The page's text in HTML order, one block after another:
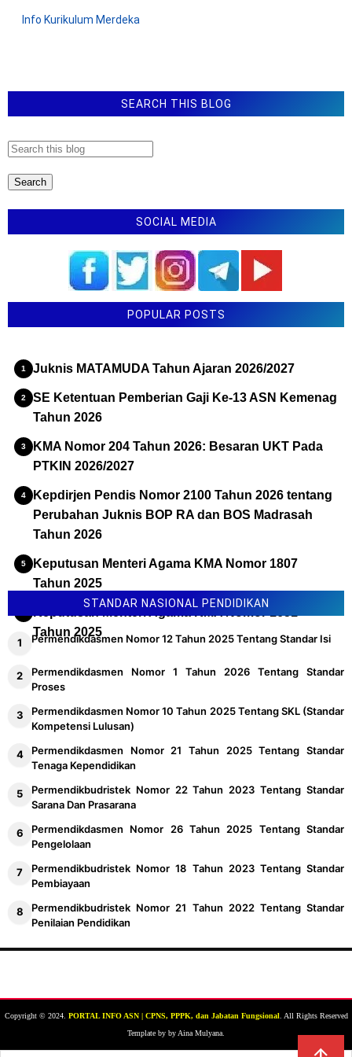
Juknis Jabatan Fungsional Di Bidang IPTEK, Riset, Dan
Info Kurikulum Merdeka
SEARCH THIS BLOG
SOCIAL MEDIA
POPULAR POSTS
Juknis MATAMUDA Tahun Ajaran 2026/2027
SE Ketentuan Pemberian Gaji Ke-13 ASN Kemenag
Tahun 2026
KMA Nomor 204 Tahun 2026: Besaran UKT Pada
PTKIN 2026/2027
Kepdirjen Pendis Nomor 2100 Tahun 2026 tentang
Perubahan Juknis BOP RA dan BOS Madrasah
Tahun 2026
Keputusan Menteri Agama KMA Nomor 1807
Tahun 2025
Tahun 2025
STANDAR NASIONAL PENDIDIKAN
Permendikdasmen Nomor 12 Tahun 2025 Tentang Standar Isi
Permendikdasmen Nomor 1 Tahun 2026 Tentang Standar
Proses
Permendikdasmen Nomor 10 Tahun 2025 Tentang SKL (Standar
Kompetensi Lulusan)
Permendikdasmen Nomor 21 Tahun 2025 Tentang Standar
Tenaga Kependidikan
Permendikbudristek Nomor 22 Tahun 2023 Tentang Standar
Sarana Dan Prasarana
Permendikdasmen Nomor 26 Tahun 2025 Tentang Standar
Pengelolaan
Permendikbudristek Nomor 18 Tahun 2023 Tentang Standar
Pembiayaan
Permendikbudristek Nomor 21 Tahun 2022 Tentang Standar
Penilaian Pendidikan
Copyright © 2024. PORTAL INFO ASN | CPNS, PPPK, dan Jabatan Fungsional. All Rights Reserved
Template by by Aina Mulyana.